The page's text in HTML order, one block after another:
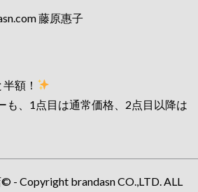
藤原惠子
額！
も、1点目は通常価格、2点目以降は
- Copyright brandasn CO.,LTD. ALL